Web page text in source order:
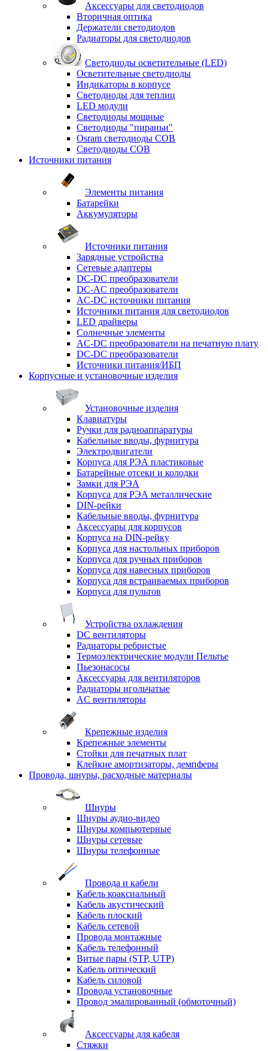
Аксессуары для светодиодов
Вторичная оптика
Держатели светодиодов
Радиаторы для светодиодов
Светодиоды осветительные (LED)
Осветительные светодиоды
Индикаторы в корпусе
Светодиоды для теплиц
LED модули
Светодиоды мощные
Светодиоды "пираньи"
Osram светодиоды COB
Светодиоды COB
Источники питания
Элементы питания
Батарейки
Аккумуляторы
Источники питания
Зарядные устройства
Сетевые адаптеры
DC-DC преобразователи
DC-AC преобразователи
AC-DC источники питания
Источники питания для светодиодов
LED драйверы
Солнечные элементы
AC-DC преобразователи на печатную плату
DC-DC преобразователи
Источники питания/ИБП
Корпусные и установочные изделия
Установочные изделия
Клавиатуры
Ручки для радиоаппаратуры
Кабельные вводы, фурнитура
Электродвигатели
Корпуса для РЭА пластиковые
Батарейные отсеки и колодки
Замки для РЭА
Корпуса для РЭА металлические
DIN-рейки
Кабельные вводы, фурнитура
Аксессуары для корпусов
Корпуса на DIN-рейку
Корпуса для настольных приборов
Корпуса для ручных приборов
Корпуса для навесных приборов
Корпуса для встраиваемых приборов
Корпуса для пультов
Устройства охлаждения
DC вентиляторы
Радиаторы ребристые
Термоэлектрические модули Пельтье
Пьезонасосы
Аксессуары для вентиляторов
Радиаторы игольчатые
AC вентиляторы
Крепежные изделия
Крепежные элементы
Стойки для печатных плат
Клейкие амортизаторы, демпферы
Провода, шнуры, расходные материалы
Шнуры
Шнуры аудио-видео
Шнуры компьютерные
Шнуры сетевые
Шнуры телефонные
Провода и кабели
Кабель коаксиальный
Кабель акустический
Кабель плоский
Кабель сетевой
Провода монтажные
Кабель телефонный
Витые пары (STP, UTP)
Кабель оптический
Кабель силовой
Провода установочные
Провод эмалированный (обмоточный)
Аксессуары для кабеля
Стяжки